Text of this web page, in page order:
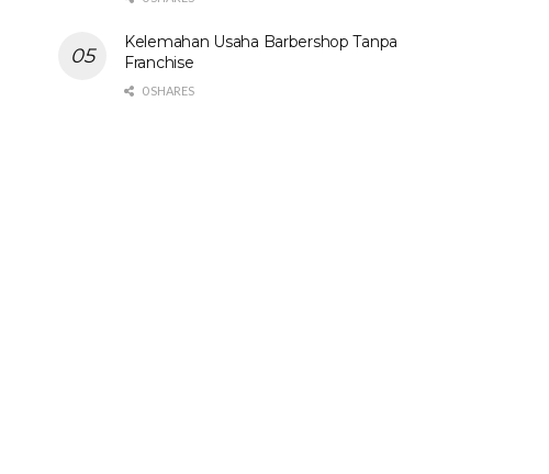
Kelemahan Usaha Barbershop Tanpa
Franchise
0 SHARES